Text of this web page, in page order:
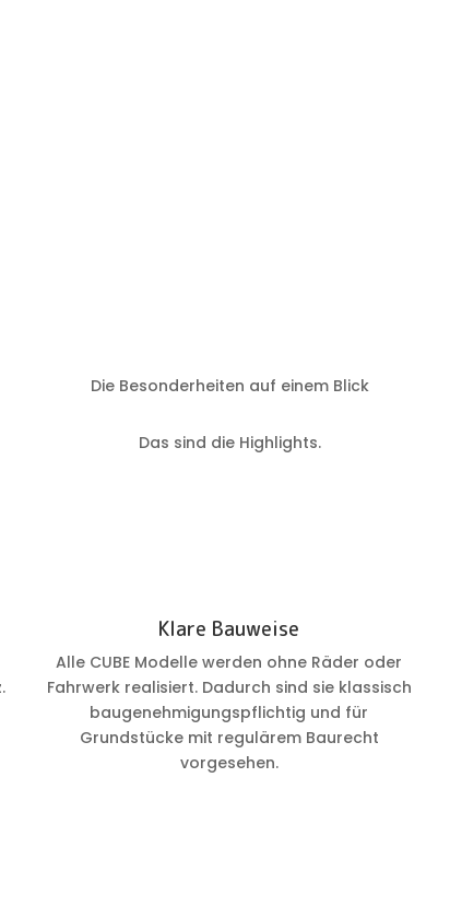
Die Besonderheiten auf einem Blick
Das sind die Highlights.
Klare Bauweise
Alle CUBE Modelle werden ohne Räder oder
Fahrwerk realisiert. Dadurch sind sie klassisch
baugenehmigungspflichtig und für
Grundstücke mit regulärem Baurecht
vorgesehen.